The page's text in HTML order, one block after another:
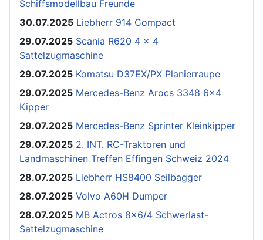
Schiffsmodellbau Freunde
30.07.2025 Liebherr 914 Compact
29.07.2025 Scania R620 4 x 4
Sattelzugmaschine
29.07.2025 Komatsu D37EX/PX Planierraupe
29.07.2025 Mercedes-Benz Arocs 3348 6x4
Kipper
29.07.2025 Mercedes-Benz Sprinter Kleinkipper
29.07.2025 2. INT. RC-Traktoren und
Landmaschinen Treffen Effingen Schweiz 2024
28.07.2025 Liebherr HS8400 Seilbagger
28.07.2025 Volvo A60H Dumper
28.07.2025 MB Actros 8x6/4 Schwerlast-
Sattelzugmaschine